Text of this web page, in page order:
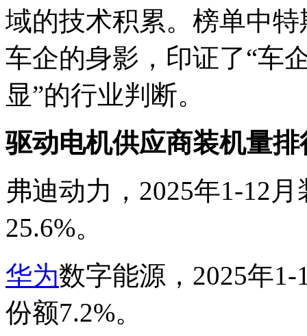
域的技术积累。榜单中
车企的身影，印证了“车
显”的行业判断。
驱动电机供应商装机量排
弗迪动力，2025年1-12
25.6%。
华为数字能源，2025年1-
份额7.2%。